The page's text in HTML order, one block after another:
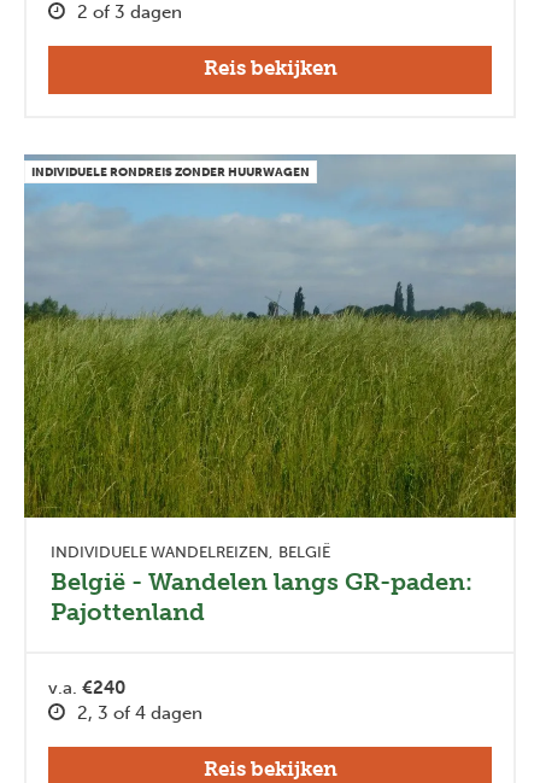
2 of 3 dagen
Reis bekijken
INDIVIDUELE RONDREIS ZONDER HUURWAGEN
INDIVIDUELE WANDELREIZEN BELGIË
België - Wandelen langs GR-paden:
Pajottenland
v.a. €240
2, 3 of 4 dagen
Reis bekijken